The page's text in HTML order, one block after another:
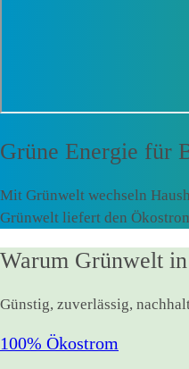
Grüne Energie für
Mit Grünwelt wechseln
Grünwelt liefert den
Warum Grünwelt
Günstig, zuverlässig,
100% Ökostrom